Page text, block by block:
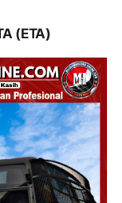
(ETA)